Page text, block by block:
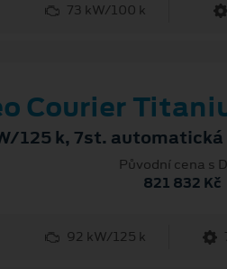
73 kW/100 k
Courier
125 k, 7st. automatická
Původní cena s
821 832 Kč
92 kW/125 k